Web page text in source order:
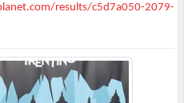
results/c5d7a050-2079-